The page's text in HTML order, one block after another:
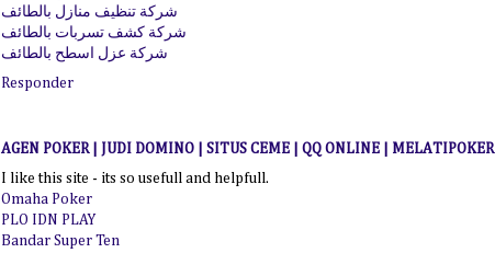
شركة تنظيف منازل بالطائف
شركة كشف تسربات بالطائف
شركة عزل اسطح بالطائف
Responder
AGEN POKER | JUDI DOMINO | SITUS CEME | QQ ONLINE | MELATIPOKER
I like this site - its so usefull and helpfull.
Omaha Poker
PLO IDN PLAY
Bandar Super Ten